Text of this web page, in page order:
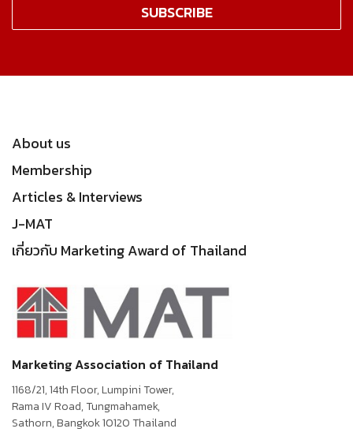
About us
Membership
Articles & Interviews
J-MAT
เกี่ยวกับ Marketing Award of Thailand
Marketing Association of Thailand
1168/21, 14th Floor, Lumpini Tower,
Rama IV Road, Tungmahamek,
Sathorn, Bangkok 10120 Thailand